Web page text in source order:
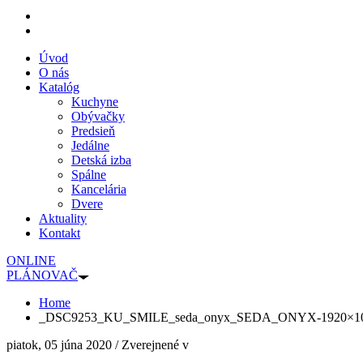
Úvod
O nás
Katalóg
Kuchyne
Obývačky
Predsieň
Jedálne
Detská izba
Spálne
Kancelária
Dvere
Aktuality
Kontakt
ONLINE
PLÁNOVAČ
Home
_DSC9253_KU_SMILE_seda_onyx_SEDA_ONYX-
piatok, 05 júna 2020 /Zverejnené v